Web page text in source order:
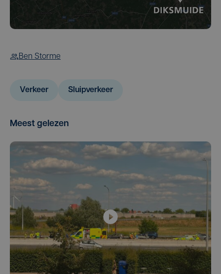
Ben Storme
Verkeer Sluipverkeer
Meest gelezen